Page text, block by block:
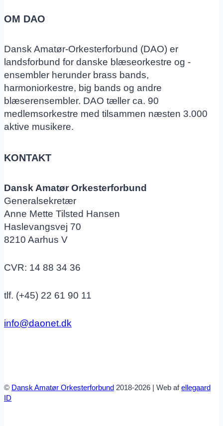
OM DAO
Dansk Amatør-Orkesterforbund (DAO) er
landsforbund for danske blæseorkestre og -
ensembler herunder brass bands,
harmoniorkestre, big bands og andre
blæserensembler. DAO tæller ca. 90
medlemsorkestre med tilsammen næsten 3.000
aktive musikere.
KONTAKT
Dansk Amatør Orkesterforbund
Generalsekretær
Anne Mette Tilsted Hansen
Haslevangsvej 70
8210 Aarhus V
CVR: 14 88 34 36
tlf. (+45) 22 61 90 11
info@daonet.dk
© Dansk Amatør Orkesterforbund 2018-2026 | Web afellegaard
ID